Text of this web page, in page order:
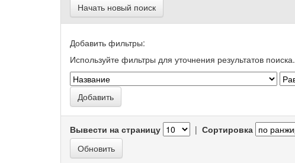
Начать новый поиск
Добавить фильтры:
Используйте фильтры для уточнения результатов поиска.
Вывести на страницу | Сортировка